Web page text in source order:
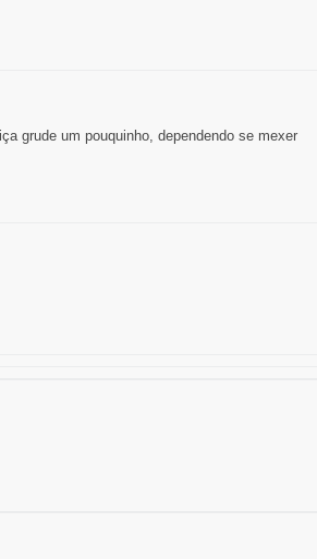
grude um pouquinho, dependendo se mexer